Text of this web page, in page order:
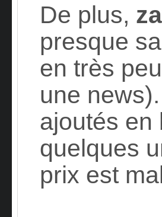
De plus,
presque
en très
une
ajoutés en
quelques
prix est